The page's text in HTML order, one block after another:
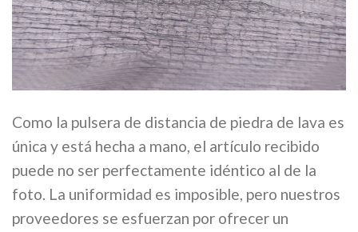
Como la pulsera de distancia de piedra de lava es
única y está hecha a mano, el artículo recibido
puede no ser perfectamente idéntico al de la
foto. La uniformidad es imposible, pero nuestros
proveedores se esfuerzan por ofrecer un